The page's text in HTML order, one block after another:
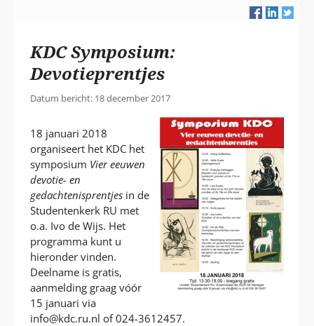
A
P
T
KDC Symposium:
Devotieprentjes
Datum bericht: 18 december 2017
18 januari 2018
organiseert het KDC het
symposium Vier eeuwen
devotie- en
gedachtenisprentjes in de
Studentenkerk RU met
o.a. Ivo de Wijs. Het
programma kunt u
hieronder vinden.
Deelname is gratis,
aanmelding graag vóór
15 januari via
info@kdc.ru.nl of 024-3612457.